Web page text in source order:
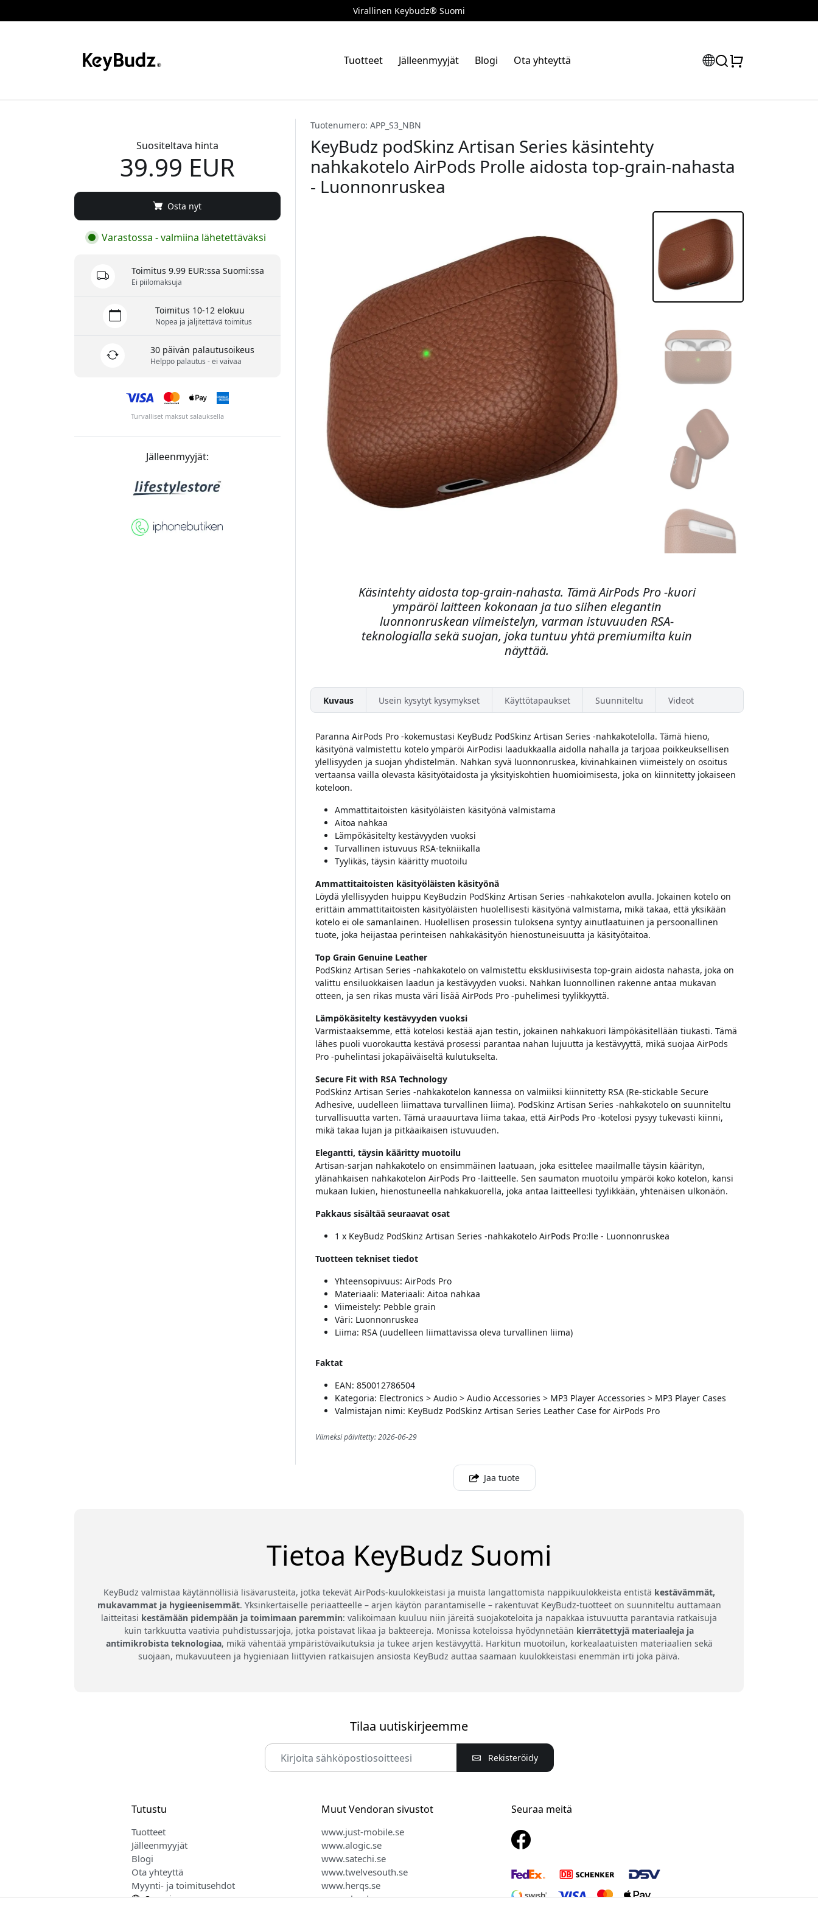
Virallinen Keybudz® Suomi
Tuotteet Jälleenmyyjät Blogi Ota yhteyttä
Tuotenumero: APP_S3_NBN
KeyBudz podSkinz Artisan Series käsintehty
nahkakotelo AirPods Prolle aidosta top-grain-nahasta
- Luonnonruskea
Käsintehty aidosta top-grain-nahasta. Tämä AirPods Pro -kuori
ympäröi laitteen kokonaan ja tuo siihen elegantin
luonnonruskean viimeistelyn, varman istuvuuden RSA-
teknologialla sekä suojan, joka tuntuu yhtä premiumilta kuin
näyttää.
Kuvaus Usein kysytyt kysymykset Käyttötapaukset Suunniteltu Videot
Paranna AirPods Pro -kokemustasi KeyBudz PodSkinz Artisan Series -nahkakotelolla. Tämä hieno,
käsityönä valmistettu kotelo ympäröi AirPodisi laadukkaalla aidolla nahalla ja tarjoaa poikkeuksellisen
ylellisyyden ja suojan yhdistelmän. Nahkan syvä luonnonruskea, kivinahkainen viimeistely on osoitus
vertaansa vailla olevasta käsityötaidosta ja yksityiskohtien huomioimisesta, joka on kiinnitetty jokaiseen
koteloon.
Ammattitaitoisten käsityöläisten käsityönä valmistama
Aitoa nahkaa
Lämpökäsitelty kestävyyden vuoksi
Turvallinen istuvuus RSA-tekniikalla
Tyylikäs, täysin kääritty muotoilu
Ammattitaitoisten käsityöläisten käsityönä
Löydä ylellisyyden huippu KeyBudzin PodSkinz Artisan Series -nahkakotelon avulla. Jokainen kotelo on
erittäin ammattitaitoisten käsityöläisten huolellisesti käsityönä valmistama, mikä takaa, että yksikään
kotelo ei ole samanlainen. Huolellisen prosessin tuloksena syntyy ainutlaatuinen ja persoonallinen
tuote, joka heijastaa perinteisen nahkakäsityön hienostuneisuutta ja käsityötaitoa.
Top Grain Genuine Leather
PodSkinz Artisan Series -nahkakotelo on valmistettu eksklusiivisesta top-grain aidosta nahasta, joka on
valittu ensiluokkaisen laadun ja kestävyyden vuoksi. Nahkan luonnollinen rakenne antaa mukavan
otteen, ja sen rikas musta väri lisää AirPods Pro -puhelimesi tyylikkyyttä.
Lämpökäsitelty kestävyyden vuoksi
Varmistaaksemme, että kotelosi kestää ajan testin, jokainen nahkakuori lämpökäsitellään tiukasti. Tämä
lähes puoli vuorokautta kestävä prosessi parantaa nahan lujuutta ja kestävyyttä, mikä suojaa AirPods
Pro -puhelintasi jokapäiväiseltä kulutukselta.
Secure Fit with RSA Technology
PodSkinz Artisan Series -nahkakotelon kannessa on valmiiksi kiinnitetty RSA (Re-stickable Secure
Adhesive, uudelleen liimattava turvallinen liima). PodSkinz Artisan Series -nahkakotelo on suunniteltu
turvallisuutta varten. Tämä uraauurtava liima takaa, että AirPods Pro -kotelosi pysyy tukevasti kiinni,
mikä takaa lujan ja pitkäaikaisen istuvuuden.
Elegantti, täysin kääritty muotoilu
Artisan-sarjan nahkakotelo on ensimmäinen laatuaan, joka esittelee maailmalle täysin käärityn,
ylänahkaisen nahkakotelon AirPods Pro -laitteelle. Sen saumaton muotoilu ympäröi koko kotelon, kansi
mukaan lukien, hienostuneella nahkakuorella, joka antaa laitteellesi tyylikkään, yhtenäisen ulkonäön.
Pakkaus sisältää seuraavat osat
1 x KeyBudz PodSkinz Artisan Series -nahkakotelo AirPods Pro:lle - Luonnonruskea
Tuotteen tekniset tiedot
Yhteensopivuus: AirPods Pro
Materiaali: Materiaali: Aitoa nahkaa
Viimeistely: Pebble grain
Väri: Luonnonruskea
Liima: RSA (uudelleen liimattavissa oleva turvallinen liima)
Faktat
EAN: 850012786504
Kategoria: Electronics > Audio > Audio Accessories > MP3 Player Accessories > MP3 Player Cases
Valmistajan nimi: KeyBudz PodSkinz Artisan Series Leather Case for AirPods Pro
Viimeksi päivitetty: 2026-06-29
Suositeltava hinta
39.99 EUR
Osta nyt
Varastossa - valmiina lähetettäväksi
Toimitus 9.99 EUR:ssa Suomi:ssa
Ei piilomaksuja
Toimitus 10-12 elokuu
Nopea ja jäljitettävä toimitus
30 päivän palautusoikeus
Helppo palautus - ei vaivaa
Turvalliset maksut salauksella
Jälleenmyyjät:
Jaa tuote
Tietoa KeyBudz Suomi
KeyBudz valmistaa käytännöllisiä lisävarusteita, jotka tekevät AirPods-kuulokkeistasi ja muista langattomista nappikuulokkeista entistä kestävämmät,
mukavammat ja hygieenisemmät. Yksinkertaiselle periaatteelle – arjen käytön parantamiselle – rakentuvat KeyBudz-tuotteet on suunniteltu auttamaan
laitteitasi kestämään pidempään ja toimimaan paremmin: valikoimaan kuuluu niin järeitä suojakoteloita ja napakkaa istuvuutta parantavia ratkaisuja
kuin tarkkuutta vaativia puhdistussarjoja, jotka poistavat likaa ja bakteereja. Monissa koteloissa hyödynnetään kierrätettyjä materiaaleja ja
antimikrobista teknologiaa, mikä vähentää ympäristövaikutuksia ja tukee arjen kestävyyttä. Harkitun muotoilun, korkealaatuisten materiaalien sekä
suojaan, mukavuuteen ja hygieniaan liittyvien ratkaisujen ansiosta KeyBudz auttaa saamaan kuulokkeistasi enemmän irti joka päivä.
Tilaa uutiskirjeemme
Rekisteröidy
Tutustu
Tuotteet
Jälleenmyyjät
Blogi
Ota yhteyttä
Myynti- ja toimitusehdot
Suomi
Muut Vendoran sivustot
www.just-mobile.se
www.alogic.se
www.satechi.se
www.twelvesouth.se
www.herqs.se
www.plaud.se
Seuraa meitä